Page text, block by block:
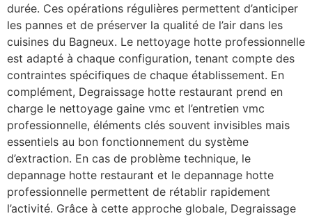
durée. Ces opérations régulières permettent d’anticiper
les pannes et de préserver la qualité de l’air dans les
cuisines du Bagneux. Le nettoyage hotte professionnelle
est adapté à chaque configuration, tenant compte des
contraintes spécifiques de chaque établissement. En
complément, Degraissage hotte restaurant prend en
charge le nettoyage gaine vmc et l’entretien vmc
professionnelle, éléments clés souvent invisibles mais
essentiels au bon fonctionnement du système
d’extraction. En cas de problème technique, le
depannage hotte restaurant et le depannage hotte
professionnelle permettent de rétablir rapidement
l’activité. Grâce à cette approche globale, Degraissage